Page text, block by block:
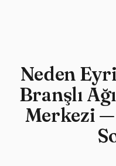
Neden
Branşlı
Merkezi —